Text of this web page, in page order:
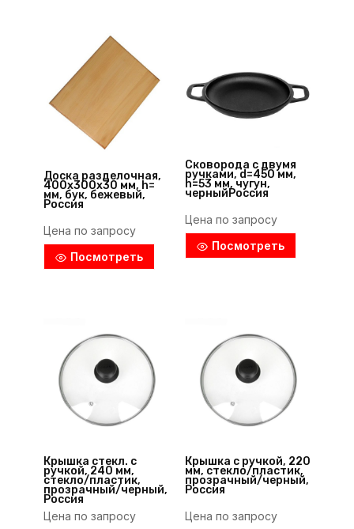
Доска разделочная,
400х300х30 мм, h=
мм, бук, бежевый,
Россия
Цена по запросу
Посмотреть
Сковорода с двумя
ручками, d=450 мм,
h=53 мм, чугун,
черныйРоссия
Цена по запросу
Посмотреть
Крышка стекл. с
ручкой, 240 мм,
стекло/пластик,
прозрачный/черный,
Россия
Цена по запросу
Крышка с ручкой, 220
мм, стекло/пластик,
прозрачный/черный,
Россия
Цена по запросу